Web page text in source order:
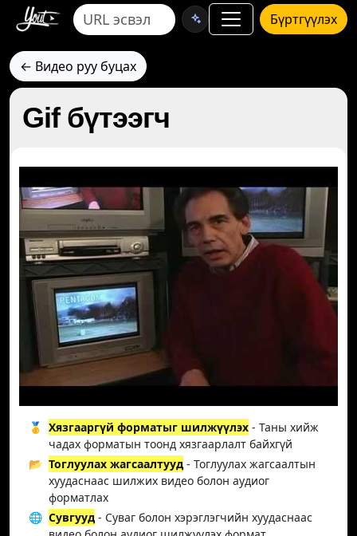
Бүртгүүлэх
← Видео руу буцах
Gif бүтээгч
🥇 Хязгааргүй форматыг шилжүүлэх - Таны хийж
чадах форматын тоонд хязгаарлалт байхгүй
📂 Тоглуулах жагсаалтууд - Тоглуулах жагсаалтын
хуудаснаас шилжих видео болон аудиог
форматлах
🌐 Сувгууд - Суваг болон хэрэглэгчийн хуудаснаас